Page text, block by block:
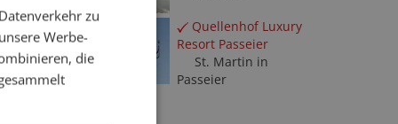
Quellenhof Luxury
Resort Passeier
St. Martin in
Passeier
ENGLISH
GERMAN
zu
Werbe-
die